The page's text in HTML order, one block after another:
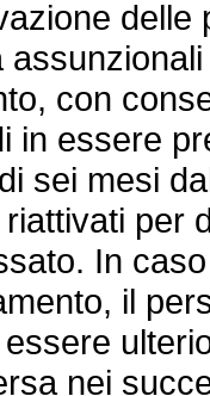
con
in essere
sei mesi
per
In
il
nei